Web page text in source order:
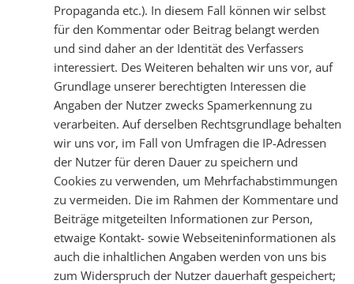
Propaganda etc.). In diesem Fall können wir selbst
für den Kommentar oder Beitrag belangt werden
und sind daher an der Identität des Verfassers
interessiert. Des Weiteren behalten wir uns vor, auf
Grundlage unserer berechtigten Interessen die
Angaben der Nutzer zwecks Spamerkennung zu
verarbeiten. Auf derselben Rechtsgrundlage behalten
wir uns vor, im Fall von Umfragen die IP-Adressen
der Nutzer für deren Dauer zu speichern und
Cookies zu verwenden, um Mehrfachabstimmungen
zu vermeiden. Die im Rahmen der Kommentare und
Beiträge mitgeteilten Informationen zur Person,
etwaige Kontakt- sowie Webseiteninformationen als
auch die inhaltlichen Angaben werden von uns bis
zum Widerspruch der Nutzer dauerhaft gespeichert;